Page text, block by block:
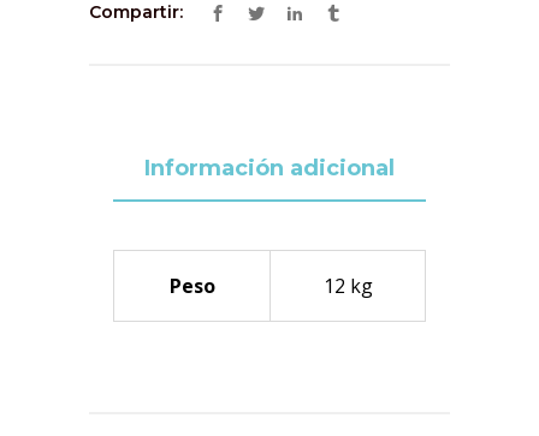
Compartir:
Información adicional
Peso 12 kg